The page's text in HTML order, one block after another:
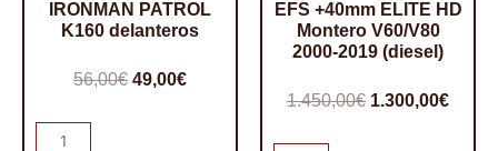
IRONMAN PATROL
K160 delanteros
56,00€ El
49,00€El
Pareja
EFS +40mm ELITE HD
Montero V60/V80
2000-2019 (diesel)
1.450,00€ El
1.300,00€El